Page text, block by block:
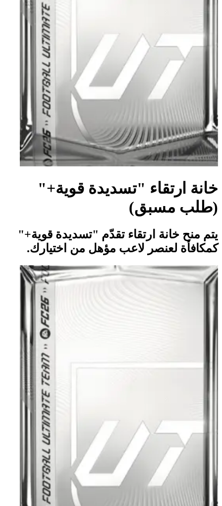
خانة ارتقاء "تسديدة قوية+"
(طلب مسبق)
يتم منح خانة ارتقاء تقدّم "تسديدة قوية+"
كمكافأة لعنصر لاعب مؤهل من اختيارك.